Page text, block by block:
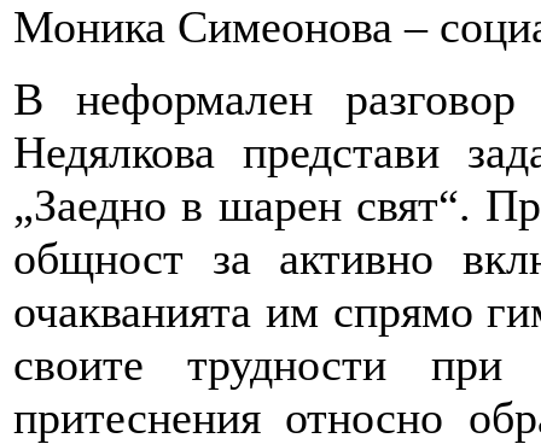
Моника Симеонова –
В неформален
Недялкова представи
„Заедно в шарен свят“.
общност за активно
очакванията им спрямо
своите трудности при
притеснения относно